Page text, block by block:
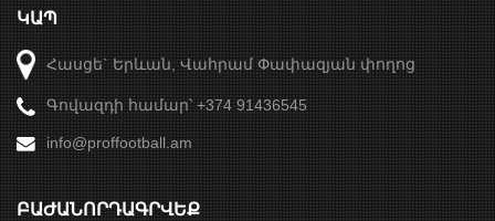
ԿԱՊ
Հասցե` Երևան, Վահրամ Փափազյան փողոց
Գովազդի համար՝ +374 91436545
info@proffootball.am
ԲԱԺԱՆՈՐԴԱԳՐՎԵՔ